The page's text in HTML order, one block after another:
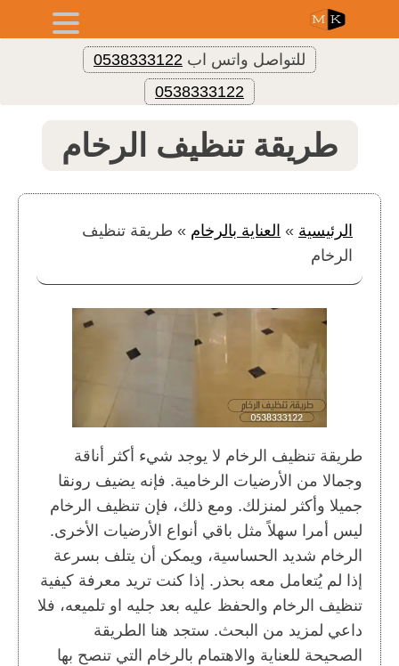
للتواصل واتس اب 0538333122
0538333122
طريقة تنظيف الرخام
الرئيسية » العناية بالرخام » طريقة تنظيف
الرخام
طريقة تنظيف الرخام لا يوجد شيء أكثر أناقة
وجمالا من الأرضيات الرخامية. فإنه يضيف رونقا
جميلا وأكثر لمنزلك. ومع ذلك، فإن تنظيف الرخام
ليس أمرا سهلاً مثل باقي أنواع الأرضيات الأخرى.
الرخام شديد الحساسية، ويمكن أن يتلف بسرعة
إذا لم يُتعامل معه بحذر. إذا كنت تريد معرفة كيفية
تنظيف الرخام والحفظ عليه بعد جليه او تلميعه، فلا
داعي لمزيد من البحث. ستجد هنا الطريقة
الصحيحة للعناية والاهتمام بالرخام التي تنصح بها